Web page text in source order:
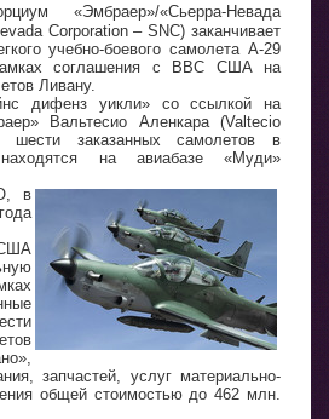
«Эмбраер»/«Сьерра-Невада
Corporation – SNC) заканчивает
учебно-боевого самолета A-29
соглашения с ВВС США на
Ливану.
дифенз уикли» со ссылкой на
Вальтесио Аленкара (Valtecio
шести заказанных самолетов в
на авиабазе «Муди»
в
запчастей, услуг материально-
общей стоимостью до 462 млн.